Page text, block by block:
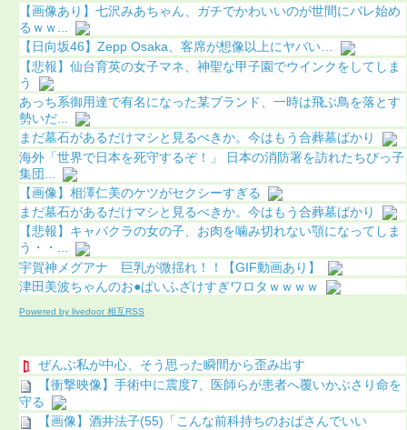
【画像あり】七沢みあちゃん、ガチでかわいいのが世間にバレ始め
るｗｗ...
【日向坂46】Zepp Osaka、客席が想像以上にヤバい…
【悲報】仙台育英の女子マネ、神聖な甲子園でウインクをしてしま
う
あっち系御用達で有名になった某ブランド、一時は飛ぶ鳥を落とす
勢いだ...
まだ墓石があるだけマシと見るべきか。今はもう合葬墓ばかり
海外「世界で日本を死守するぞ！」 日本の消防署を訪れたちびっ子
集団...
【画像】相澤仁美のケツがセクシーすぎる
まだ墓石があるだけマシと見るべきか。今はもう合葬墓ばかり
【悲報】キャバクラの女の子、お肉を噛み切れない顎になってしま
う・・...
宇賀神メグアナ 巨乳が微揺れ！！【GIF動画あり】
津田美波ちゃんのお●ぱいふざけすぎワロタｗｗｗｗ
Powered by livedoor 相互RSS
ぜんぶ私が中心、そう思った瞬間から歪み出す
【衝撃映像】手術中に震度7、医師らが患者へ覆いかぶさり命を
守る
【画像】酒井法子(55)「こんな前科持ちのおばさんでいい